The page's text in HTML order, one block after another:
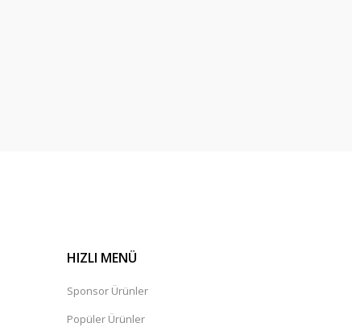
HIZLI MENÜ
Sponsor Ürünler
Popüler Ürünler